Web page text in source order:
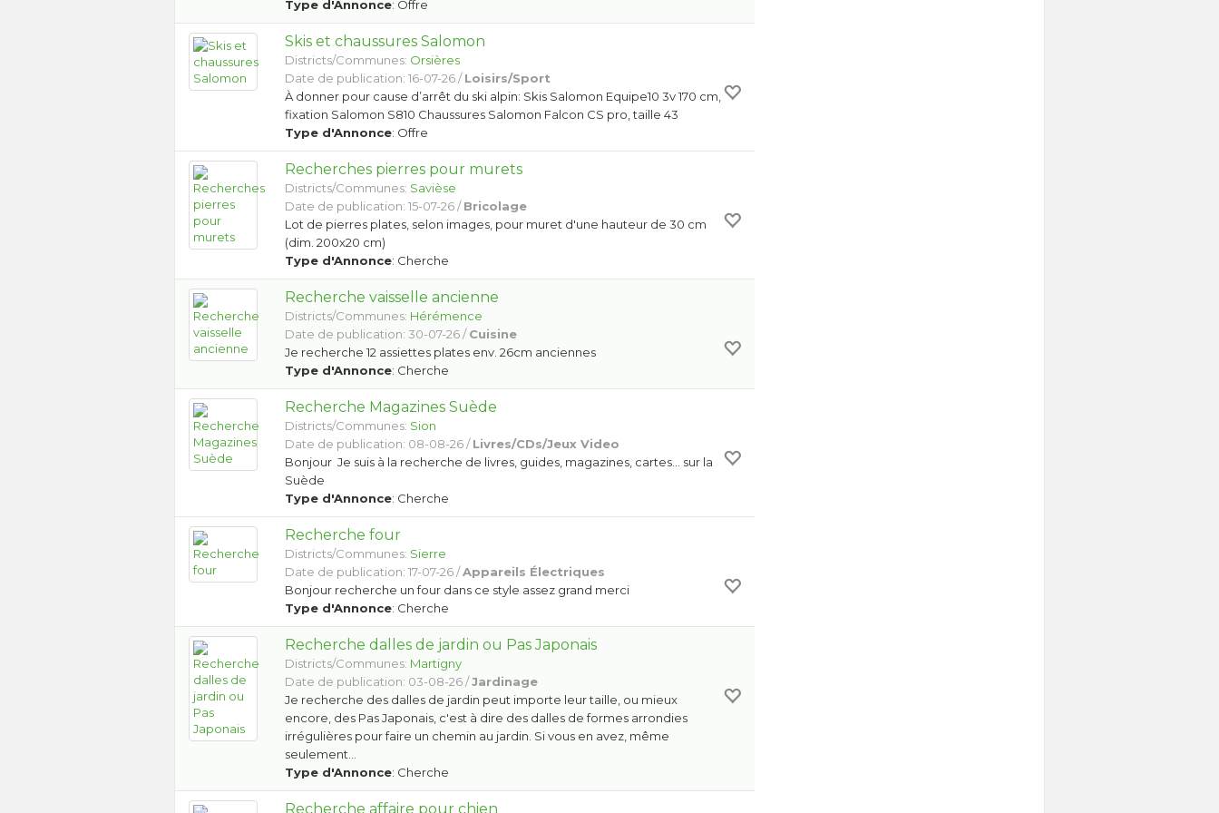
Type d'Annonce: Offre
Skis et chaussures Salomon
Districts/Communes: Orsières
Date de publication: 16-07-26 /Loisirs/Sport
À donner pour cause d’arrêt du ski alpin: Skis Salomon Equipe10 3v 170 cm,
fixation Salomon S810 Chaussures Salomon Falcon CS pro, taille 43
Type d'Annonce: Offre
Recherches pierres pour murets
Districts/Communes: Savièse
Date de publication: 15-07-26 /Bricolage
Lot de pierres plates, selon images, pour muret d'une hauteur de 30 cm
(dim. 200x20 cm)
Type d'Annonce: Cherche
Recherche vaisselle ancienne
Districts/Communes: Hérémence
Date de publication: 30-07-26 /Cuisine
Je recherche 12 assiettes plates env. 26cm anciennes
Type d'Annonce: Cherche
Recherche Magazines Suède
Districts/Communes: Sion
Date de publication: 08-08-26 /Livres/CDs/Jeux Video
Bonjour Je suis à la recherche de livres, guides, magazines, cartes… sur la
Suède
Type d'Annonce: Cherche
Recherche four
Districts/Communes: Sierre
Date de publication: 17-07-26 /Appareils Électriques
Bonjour recherche un four dans ce style assez grand merci
Type d'Annonce: Cherche
Recherche dalles de jardin ou Pas Japonais
Districts/Communes: Martigny
Date de publication: 03-08-26 /Jardinage
Je recherche des dalles de jardin peut importe leur taille, ou mieux
encore, des Pas Japonais, c'est à dire des dalles de formes arrondies
irrégulières pour faire un chemin au jardin. Si vous en avez, même
seulement…
Type d'Annonce: Cherche
Recherche affaire pour chien